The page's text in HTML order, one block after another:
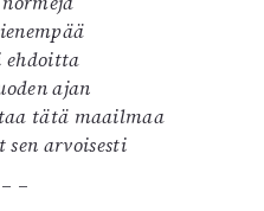
ehdoitta
ajan
tätä maailmaa
sen arvoisesti
–